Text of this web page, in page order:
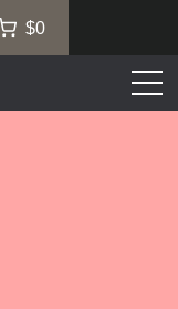
$0
選